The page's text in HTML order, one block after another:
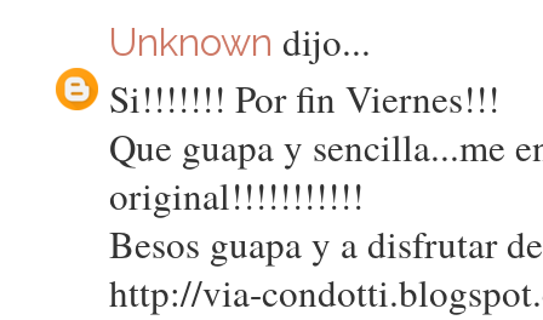
Unknown dijo...
Si!!!!!!! Por fin Viernes!!!
Que guapa y sencilla...me
original!!!!!!!!!!!
Besos guapa y a disfrutar
http://via-